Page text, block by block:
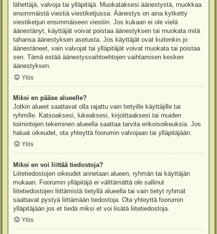
lähettäjä, valvoja tai ylläpitäjä. Muokataksesi äänestystä, muokkaa
ensimmäistä viestiä viestiketjussa. Äänestys on aina kytketty
viestiketjun ensimmäiseen viestiin. Jos kukaan ei ole vielä
äänestänyt, käyttäjät voivat poistaa äänestyksen tai muokata mitä
tahansa äänestyksen asetusta. Jos käyttäjät ovat kuitenkin jo
äänestäneet, vain valvojat tai ylläpitäjät voivat muokata tai poistaa
sen. Tämä estää äänestysvaihtoehtojen vaihtamisen kesken
äänestyksen.
Ylös
Miksi en pääse alueelle?
Jotkin alueet saattavat olla rajattu vain tietyille käyttäjille tai
ryhmille. Katsoaksesi, lukeaksesi, kirjoittaaksesi tai muiden
toimintojen tekeminen alueella saattaa tarvita erikoisoikeuksia. Jos
haluat oikeudet, ota yhteyttä foorumin valvojaan tai ylläpitäjään.
Ylös
Miksi en voi liittää tiedostoja?
Liitetiedostojen oikeudet annetaan alueen, ryhmän tai käyttäjän
mukaan. Foorumin ylläpitäjä ei välttämättä ole sallinut
liitetiedostojen liittämistä tietyllä alueella tai vain tietyt ryhmät
saattavat pystyä liittämään tiedostoja. Ota yhteyttä foorumin
ylläpitäjään jos et tiedä miksi et voi lisätä liitetiedostoja.
Ylös